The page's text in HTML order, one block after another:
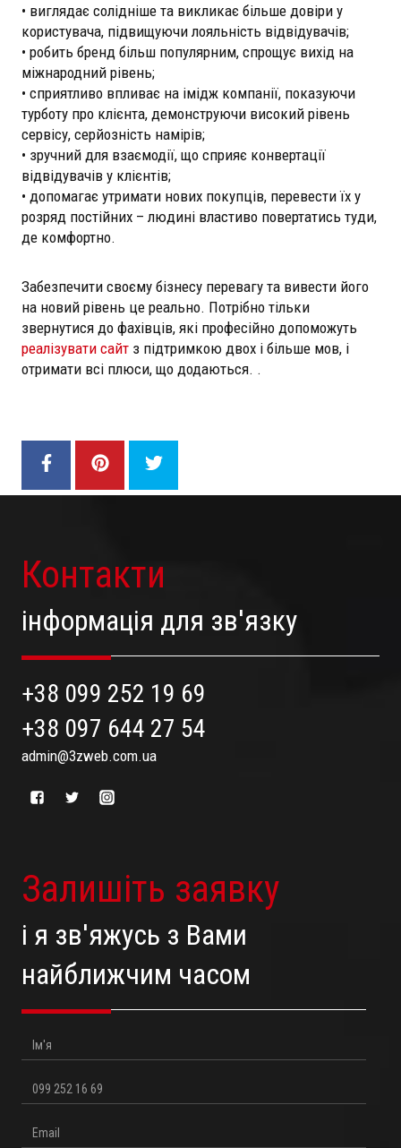
• виглядає солідніше та викликає більше довіри у
користувача, підвищуючи лояльність відвідувачів;
• робить бренд більш популярним, спрощує вихід на
міжнародний рівень;
• сприятливо впливає на імідж компанії, показуючи
турботу про клієнта, демонструючи високий рівень
сервісу, серйозність намірів;
• зручний для взаємодії, що сприяє конвертації
відвідувачів у клієнтів;
• допомагає утримати нових покупців, перевести їх у
розряд постійних – людині властиво повертатись туди,
де комфортно.
Забезпечити своєму бізнесу перевагу та вивести його
на новий рівень це реально. Потрібно тільки
звернутися до фахівців, які професійно допоможуть
реалізувати сайт з підтримкою двох і більше мов, і
отримати всі плюси, що додаються. .
Контакти
інформація для зв'язку
+38 099 252 19 69
+38 097 644 27 54
admin@3zweb.com.ua
Залишіть заявку
і я зв'яжусь з Вами
найближчим часом
Ім'я
Телефон
Email